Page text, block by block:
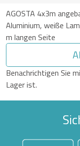
AGOSTA 4x3m
Aluminium, weiße
m langen Seite
Benachrichtigen Sie
Lager ist.